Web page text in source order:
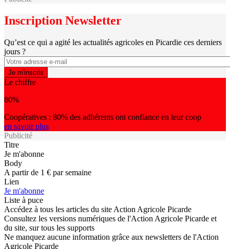
Inscription Newsletter
Qu’est ce qui a agité les actualités agricoles en Picardie ces derniers
jours ?
Le chiffre
80%
Coopératives : 80% des adhérents ont confiance en leur coop
en savoir plus
Publicité
Titre
Je m'abonne
Body
A partir de 1 € par semaine
Lien
Je m'abonne
Liste à puce
Accédez à tous les articles du site Action Agricole Picarde
Consultez les versions numériques de l'Action Agricole Picarde et
du site, sur tous les supports
Ne manquez aucune information grâce aux newsletters de l'Action
Agricole Picarde